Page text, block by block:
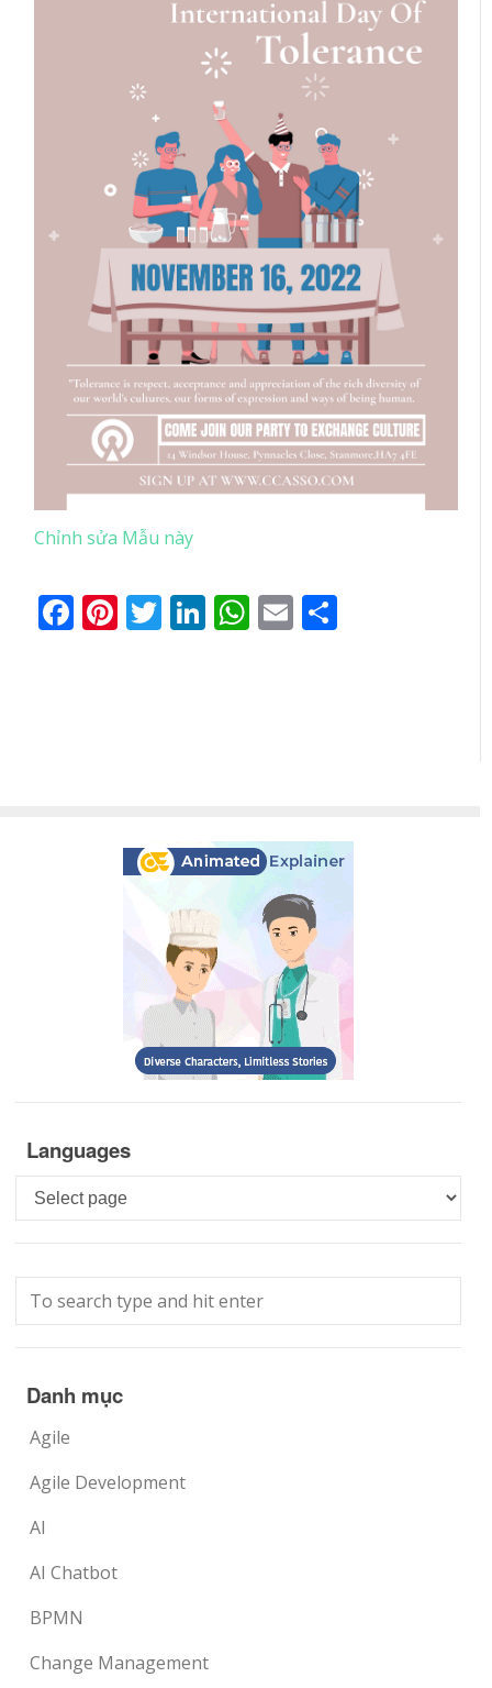
Chỉnh sửa Mẫu này
Facebook
Pinterest
Twitter
LinkedIn
WhatsApp
Email
Languages
Languages
Danh mục
Agile
Agile Development
AI
AI Chatbot
BPMN
Change Management